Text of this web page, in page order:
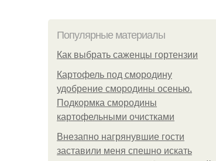
Популярные материалы
Как выбрать саженцы гортензии
Картофель под смородину
удобрение смородины осенью.
Подкормка смородины
картофельными очистками
Внезапно нагрянувшие гости
заставили меня спешно искать